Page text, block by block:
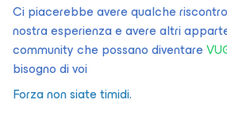
Ci piacerebbe avere qualche
nostra esperienza e avere altri
community che possano diventare
bisogno di voi
Forza non siate timidi.